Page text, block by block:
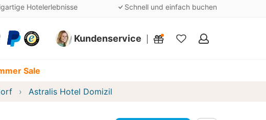
Hotelerlebnisse Schnell und einfach buchen
Kundenservice
Meine
Sale
Astralis Hotel Domizil